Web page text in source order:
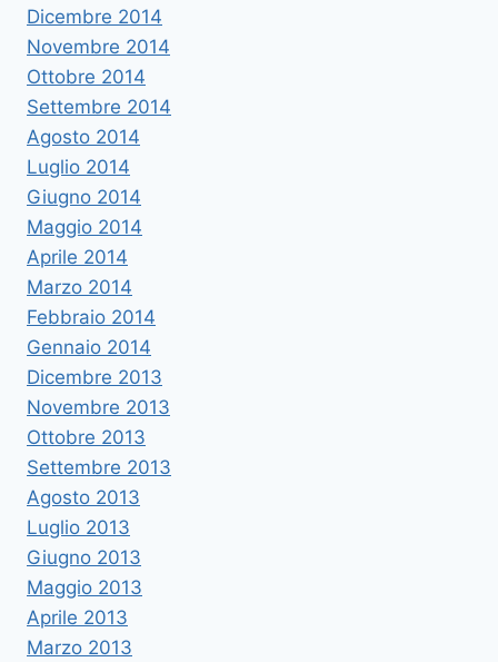
Dicembre 2014
Novembre 2014
Ottobre 2014
Settembre 2014
Agosto 2014
Luglio 2014
Giugno 2014
Maggio 2014
Aprile 2014
Marzo 2014
Febbraio 2014
Gennaio 2014
Dicembre 2013
Novembre 2013
Ottobre 2013
Settembre 2013
Agosto 2013
Luglio 2013
Giugno 2013
Maggio 2013
Aprile 2013
Marzo 2013